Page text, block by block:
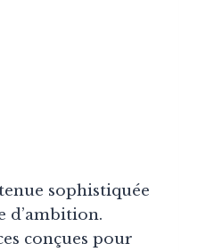
sophistiquée
d’ambition.
conçues pour